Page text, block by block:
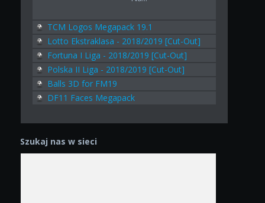
TCM Logos Megapack 19.1
Lotto Ekstraklasa - 2018/2019 [Cut-Out]
Fortuna I Liga - 2018/2019 [Cut-Out]
Polska II Liga - 2018/2019 [Cut-Out]
Balls 3D for FM19
DF11 Faces Megapack
Szukaj nas w sieci